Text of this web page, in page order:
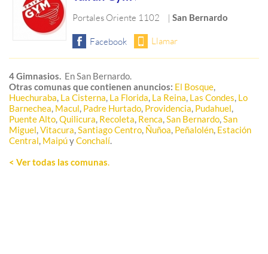
Portales Oriente 1102 |San Bernardo
4 Gimnasios. En San Bernardo.
Otras comunas que contienen anuncios: El Bosque,
Huechuraba, La Cisterna, La Florida, La Reina, Las Condes, Lo
Barnechea, Macul, Padre Hurtado, Providencia, Pudahuel,
Puente Alto,Quilicura, Recoleta, Renca,San Bernardo,San
Miguel,Vitacura,Santiago Centro, Ñuñoa, Peñalolén, Estación
Central, MaipúyConchalí.
< Ver todas las comunas.